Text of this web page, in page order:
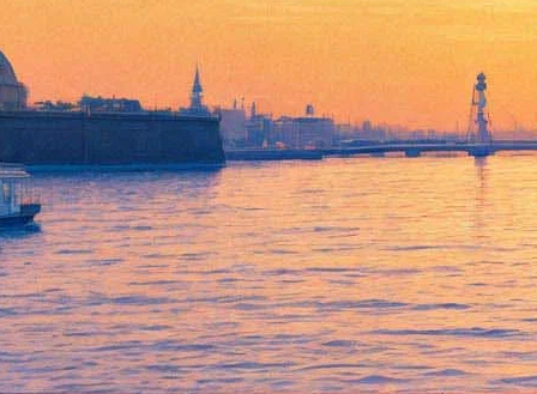
В другой стране
19 октября 2012, пятница-21 ноября 2012, среда
Версия для печати
Все кино